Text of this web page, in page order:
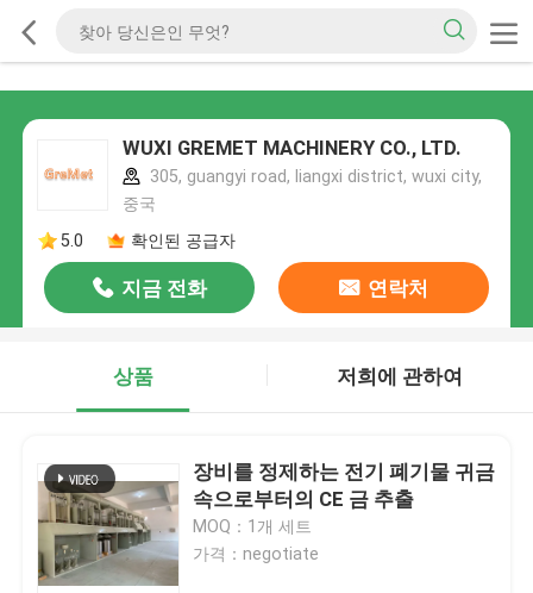
WUXI GREMET MACHINERY CO., LTD.
305, guangyi road, liangxi district, wuxi city,
중국
5.0
확인된 공급자
지금 전화 연락처
상품 저희에 관하여
장비를 정제하는 전기 폐기물 귀금
속으로부터의 CE 금 추출
MOQ：1개 세트
가격：negotiate